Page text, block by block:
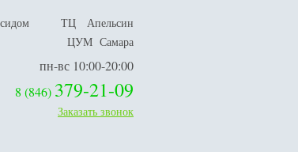
ТЦ Апельсин
ЦУМ Самара
пн-вс 10:00-20:00
8 (846) 379-21-09
Заказать звонок